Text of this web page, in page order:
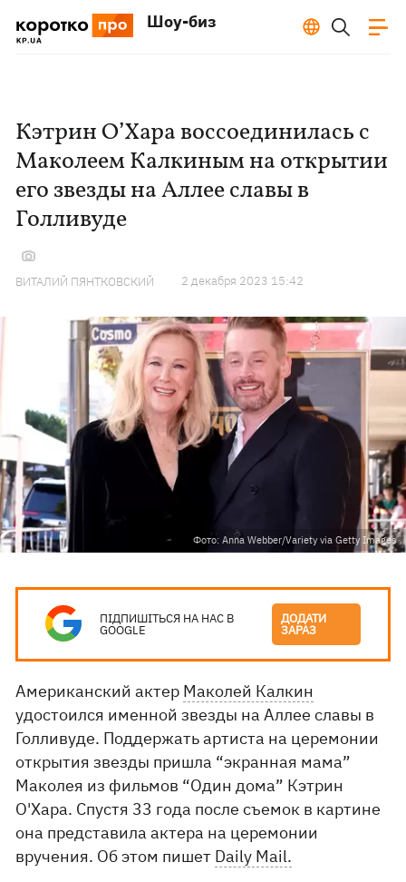
Шоу-биз
Кэтрин О’Хара воссоединилась с
Маколеем Калкиным на открытии
его звезды на Аллее славы в
Голливуде
ВИТАЛИЙ ПЯНТКОВСКИЙ 2 декабря 2023 15:42
Фото: Anna Webber/Variety via Getty Images
ПІДПИШІТЬСЯ НА НАС В
GOOGLE
ДОДАТИ
ЗАРАЗ
Американский актер Маколей Калкин
удостоился именной звезды на Аллее славы в
Голливуде. Поддержать артиста на церемонии
открытия звезды пришла “экранная мама”
Маколея из фильмов “Один дома” Кэтрин
О'Хара. Спустя 33 года после съемок в картине
она представила актера на церемонии
вручения. Об этом пишет Daily Mail.